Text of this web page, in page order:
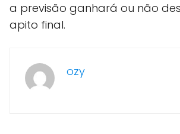
a previsão ganhará ou não
apito final.
ozy